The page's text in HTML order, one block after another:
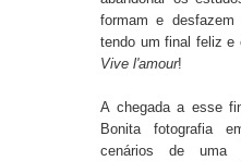
formam e
tendo um final feliz e
Vive l'amour!
A chegada a esse
Bonita fotografia
cenários de uma